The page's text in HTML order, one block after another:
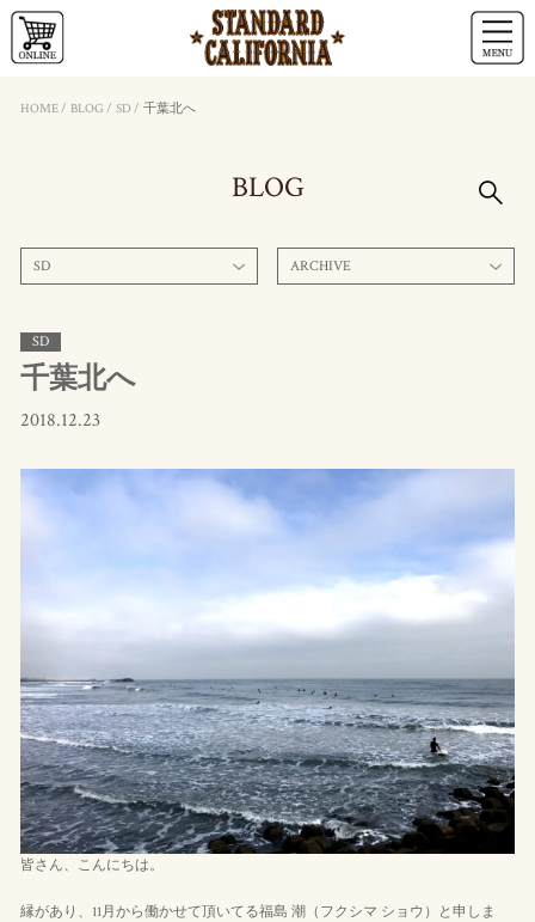
HOME/ BLOG / SD / 千葉北へ
BLOG
SD ARCHIVE
SD
千葉北へ
2018.12.23
皆さん、こんにちは。
縁があり、11月から働かせて頂いてる福島 潮（フクシマ ショウ）と申しま